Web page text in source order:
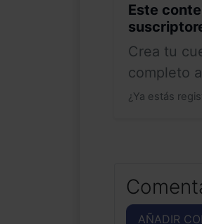
Este
Crea tu
completo
¿Ya estás
AÑADIR